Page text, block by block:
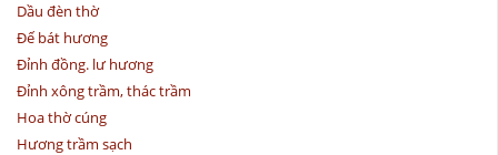
Dầu đèn thờ
Đế bát hương
Đỉnh đồng. lư hương
Đỉnh xông trầm, thác trầm
Hoa thờ cúng
Hương trầm sạch